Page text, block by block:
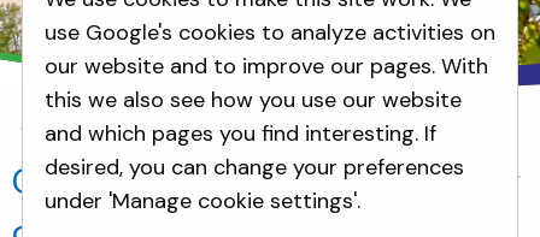
Nieuws Centrient werkt aan goede zorg dichtbij
Centrient werkt aan goede zorg
use Google's cookies to analyze activities on
our website and to improve our pages. With
this we also see how you use our website
and which pages you find interesting. If
desired, you can change your preferences
under 'Manage cookie settings'.